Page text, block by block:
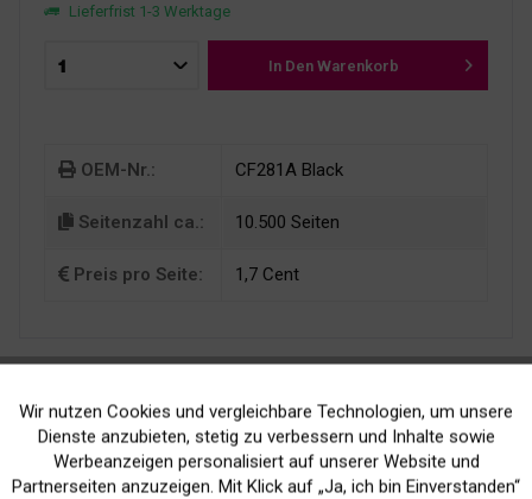
Lieferfrist 1-3 Werktage
In Den Warenkorb
OEM-Nr.: CF281A Black
Seitenzahl ca.: 10.500 Seiten
Preis pro Seite: 1,7 Cent
Kein Verlust der
Versand innerhalb von
Funktionale Aktiv
Marketing Inaktiv
Wir nutzen Cookies und vergleichbare Technologien, um unsere
Dienste anzubieten, stetig zu verbessern und Inhalte sowie
Werbeanzeigen personalisiert auf unserer Website und
Partnerseiten anzuzeigen. Mit Klick auf „Ja, ich bin Einverstanden“